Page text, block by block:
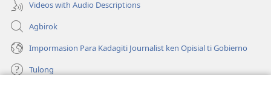
Videos with Audio Descriptions
Agbirok
Impormasion Para Kadagiti Journalist ken Opisial ti Gobierno
Tulong